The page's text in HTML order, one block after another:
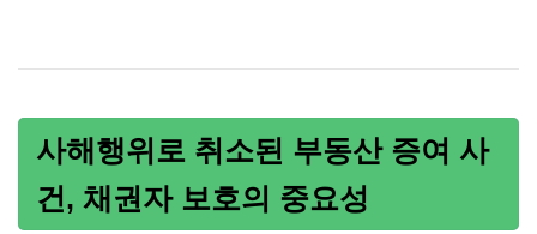
사해행위로 취소된 부동산 증여 사
건, 채권자 보호의 중요성